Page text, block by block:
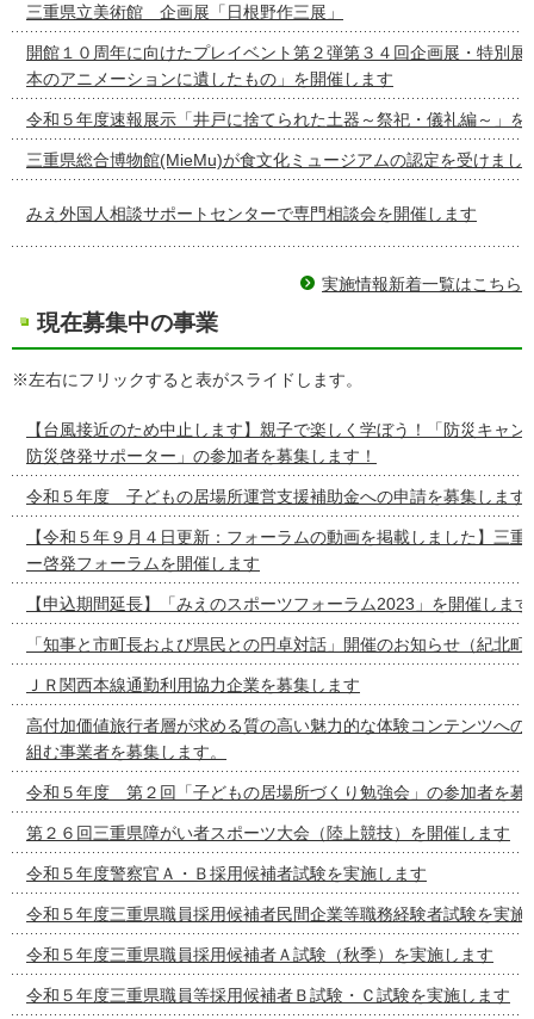
三重県立美術館 企画展「日根野作三展」
開館１０周年に向けたプレイベント第２弾第３４回企画展・特別
本のアニメーションに遺したもの」を開催します
令和５年度速報展示「井戸に捨てられた土器～祭祀・儀礼編～」を
三重県総合博物館(MieMu)が食文化ミュージアムの認定を受けまし
みえ外国人相談サポートセンターで専門相談会を開催します
実施情報新着一覧はこちら
現在募集中の事業
※左右にフリックすると表がスライドします。
【台風接近のため中止します】親子で楽しく学ぼう！「防災キャ
防災啓発サポーター」の参加者を募集します！
令和５年度 子どもの居場所運営支援補助金への申請を募集します
【令和５年９月４日更新：フォーラムの動画を掲載しました】三
ー啓発フォーラムを開催します
【申込期間延長】「みえのスポーツフォーラム2023」を開催します
「知事と市町長および県民との円卓対話」開催のお知らせ（紀北町
ＪＲ関西本線通勤利用協力企業を募集します
高付加価値旅行者層が求める質の高い魅力的な体験コンテンツへの
組む事業者を募集します。
令和５年度 第２回「子どもの居場所づくり勉強会」の参加者を募
第２６回三重県障がい者スポーツ大会（陸上競技）を開催します
令和５年度警察官Ａ・Ｂ採用候補者試験を実施します
令和５年度三重県職員採用候補者民間企業等職務経験者試験を実施
令和５年度三重県職員採用候補者Ａ試験（秋季）を実施します
令和５年度三重県職員等採用候補者Ｂ試験・Ｃ試験を実施します